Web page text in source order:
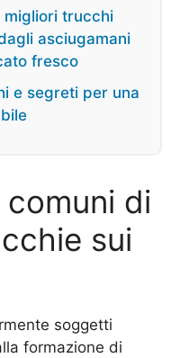
migliori trucchi
asciugamani
fresco
e segreti per una
comuni di
sui
soggetti
formazione di